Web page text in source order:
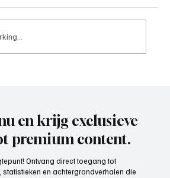
en krijg exclusieve
premium content.
Ontvang direct toegang tot
statistieken en achtergrondverhalen die